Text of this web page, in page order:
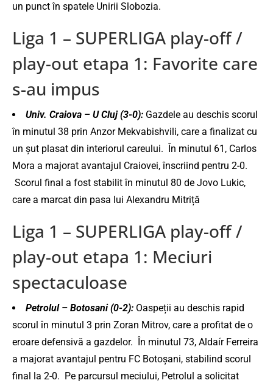
un punct în spatele Unirii Slobozia.
Liga 1 – SUPERLIGA play-off /
play-out etapa 1: Favorite care
s-au impus
Univ. Craiova – U Cluj (3-0): Gazdele au deschis scorul
în minutul 38 prin Anzor Mekvabishvili, care a finalizat cu
un șut plasat din interiorul careului. ​
În minutul 61, Carlos
Mora a majorat avantajul Craiovei, înscriind pentru 2-0.
Scorul final a fost stabilit în minutul 80 de Jovo Lukic,
care a marcat din pasa lui Alexandru Mitriță
Liga 1 – SUPERLIGA play-off /
play-out etapa 1: Meciuri
spectaculoase
Petrolul – Botosani (0-2): Oaspeții au deschis rapid
scorul în minutul 3 prin Zoran Mitrov, care a profitat de o
eroare defensivă a gazdelor. ​
În minutul 73, Aldaír Ferreira
a majorat avantajul pentru FC Botoșani, stabilind scorul
final la 2-0. Pe parcursul meciului, Petrolul a solicitat